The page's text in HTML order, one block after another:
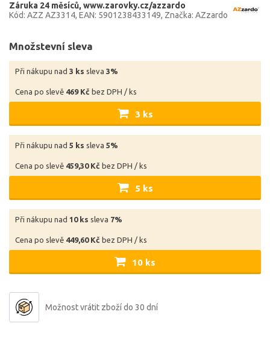
Záruka 24 měsíců www.zarovky.cz/azzardo
Kód: AZZ AZ3314 EAN: 5901238433149 Značka: AZzardo
Množstevní sleva
Při nákupu nad 3 ks sleva 3%
Cena po slevě 469 Kč bez DPH / ks
3 ks
Při nákupu nad 5 ks sleva 5%
Cena po slevě 459,30 Kč bez DPH / ks
5 ks
Při nákupu nad 10 ks sleva 7%
Cena po slevě 449,60 Kč bez DPH / ks
10 ks
Možnost vrátit zboží do 30 dní